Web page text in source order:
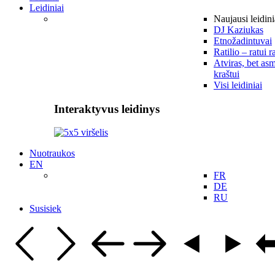
Leidiniai
Naujausi
DJ Kaziukas
Etnožadintuvai
Ratilio – ratui
Atviras, bet
kraštui
Visi leidiniai
Interaktyvus leidinys
Nuotraukos
EN
FR
DE
RU
Susisiek